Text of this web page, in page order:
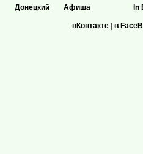
Донецкий
Афиша
In
вКонтакте | в